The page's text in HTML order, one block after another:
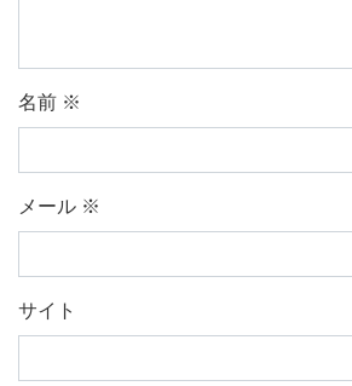
名前 ※
メール ※
サイト